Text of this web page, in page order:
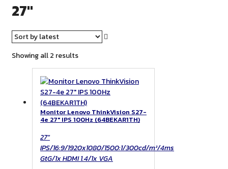
27"
Showing all 2 resultsSorted
by
Monitor Lenovo ThinkVision S27-
4e 27″ IPS 100Hz (64BEKAR1TH)
27"
IPS/16:9/1920x1080/1500:1/300cd/m²/4ms
GtG/1x HDMI 1.4/1x VGA